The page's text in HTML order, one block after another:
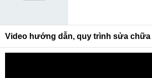
Video hướng dẫn, quy trình sửa chữa